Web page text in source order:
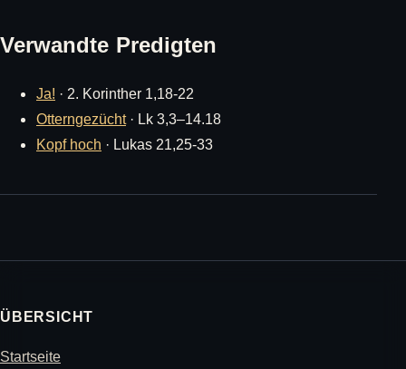
Verwandte Predigten
Ja! · 2. Korinther 1,18-22
Otterngezücht· Lk 3,3–14.18
Kopf hoch · Lukas 21,25-33
ÜBERSICHT
Startseite